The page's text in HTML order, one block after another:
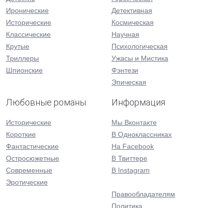
Иронические
Исторические
Классические
Крутые
Триллеры
Шпионские
Детективная
Космическая
Научная
Психологическая
Ужасы и Мистика
Фэнтези
Эпическая
Любовные романы
Исторические
Короткие
Фантастические
Остросюжетные
Современные
Эротические
Информация
Мы Вконтакте
В Одноклассниках
На Facebook
В Твиттере
В Instagram
Правообладателям
Политика